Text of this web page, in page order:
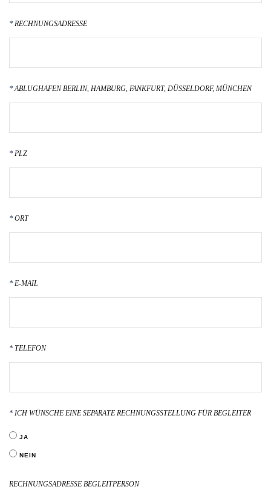
RECHNUNGSADRESSE
ABLUGHAFEN BERLIN, HAMBURG, FANKFURT, DÜSSELDORF, MÜNCHEN
PLZ
ORT
E-MAIL
TELEFON
ICH WÜNSCHE EINE SEPARATE RECHNUNGSSTELLUNG FÜR BEGLEITER
JA
NEIN
RECHNUNGSADRESSE BEGLEITPERSON